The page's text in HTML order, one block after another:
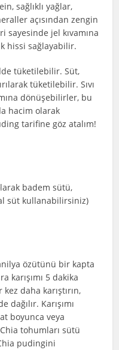
sağlıklı yağlar,
açısından zengin
jel kıvamına
hissi sağlayabilir.
tüketilebilir. Süt,
tüketilebilir. Sıvı
dönüşebilirler, bu
hacim olarak
tarifine göz atalım!
badem sütü,
süt kullanabilirsiniz)
özütünü bir kapta
karışımı 5 dakika
daha karıştırın,
Karışımı
boyunca veya
tohumları sütü
pudingini